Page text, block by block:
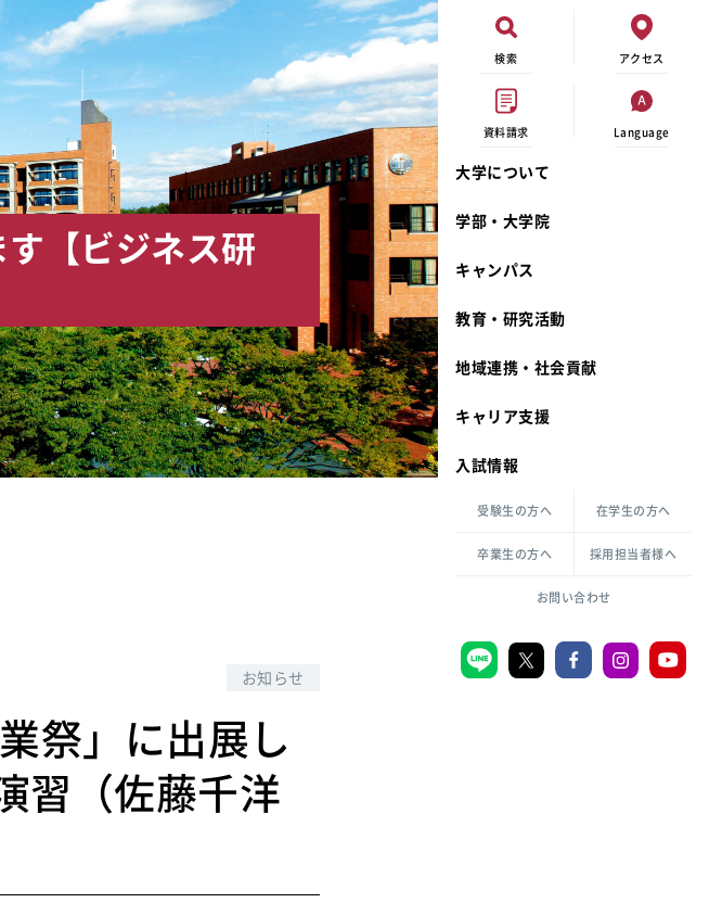
検索 アクセス
資料請求 Language
大学について
宮城学院 校歌
礼拝堂
カリキュラム・ポリシー
倫理憲章
ハラスメントの防止
共生のための多様性宣言
学部・大学院
生活文化デザイン学科
一般教育課程
キャンパス
奨学金
大学祭
キャンパスメンバーズ
教職センター
学芸員課程
図書館司書課程
教育・研究活動動物実験に関する情報公開
キリスト教文化研究所
生活環境科学研究所
地域連携・社会貢献
カリキュラム・入室方法
キャリア支援
入試情報
受験生の方へ 在学生の方へ
卒業生の方へ 採用担当者様へ
お問い合わせ
す【ビジネス研
お知らせ
祭」に出展し
習（佐藤千洋